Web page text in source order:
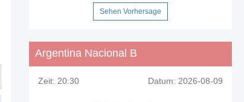
Sehen Vorhersage
Argentina Nacional B
Zeit: 20:30 Datum: 2026-08-09